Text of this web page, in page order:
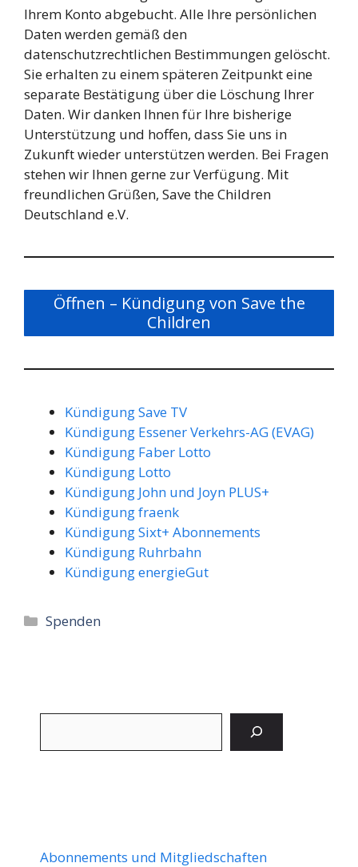
Ihrem Konto abgebucht. Alle Ihre persönlichen
Daten werden gemäß den
datenschutzrechtlichen Bestimmungen gelöscht.
Sie erhalten zu einem späteren Zeitpunkt eine
separate Bestätigung über die Löschung Ihrer
Daten. Wir danken Ihnen für Ihre bisherige
Unterstützung und hoffen, dass Sie uns in
Zukunft wieder unterstützen werden. Bei Fragen
stehen wir Ihnen gerne zur Verfügung. Mit
freundlichen Grüßen, Save the Children
Deutschland e.V.
Öffnen – Kündigung von Save the
Children
Kündigung Save TV
Kündigung Essener Verkehrs-AG (EVAG)
Kündigung Faber Lotto
Kündigung Lotto
Kündigung John und Joyn PLUS+
Kündigung fraenk
Kündigung Sixt+ Abonnements
Kündigung Ruhrbahn
Kündigung energieGut
Kategorien
Spenden
Abonnements und Mitgliedschaften